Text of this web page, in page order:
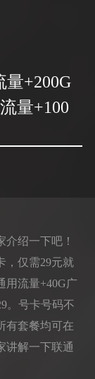
量+200G
量+100
绍一下吧！
，仅需29元就
用流量+40G广
。号卡号码不
有套餐均可在
讲解一下联通